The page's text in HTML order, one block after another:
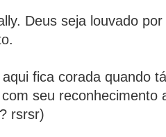
Deus seja louvado
fica corada quando
seu reconhecimento
rsrsr)